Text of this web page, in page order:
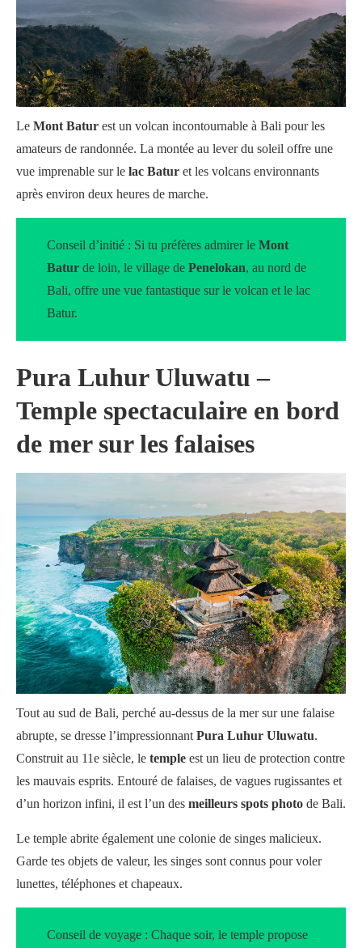
Le Mont Batur est un volcan incontournable à Bali pour les
amateurs de randonnée. La montée au lever du soleil offre une
vue imprenable sur le lac Batur et les volcans environnants
après environ deux heures de marche.
Conseil d’initié : Si tu préfères admirer le Mont
Batur de loin, le village de Penelokan, au nord de
Bali, offre une vue fantastique sur le volcan et le lac
Batur.
Pura Luhur Uluwatu –
Temple spectaculaire en bord
de mer sur les falaises
Tout au sud de Bali, perché au-dessus de la mer sur une falaise
abrupte, se dresse l’impressionnant Pura Luhur Uluwatu.
Construit au 11e siècle, le temple est un lieu de protection contre
les mauvais esprits. Entouré de falaises, de vagues rugissantes et
d’un horizon infini, il est l’un des meilleurs spots photo de Bali.
Le temple abrite également une colonie de singes malicieux.
Garde tes objets de valeur, les singes sont connus pour voler
lunettes, téléphones et chapeaux.
Conseil de voyage : Chaque soir, le temple propose